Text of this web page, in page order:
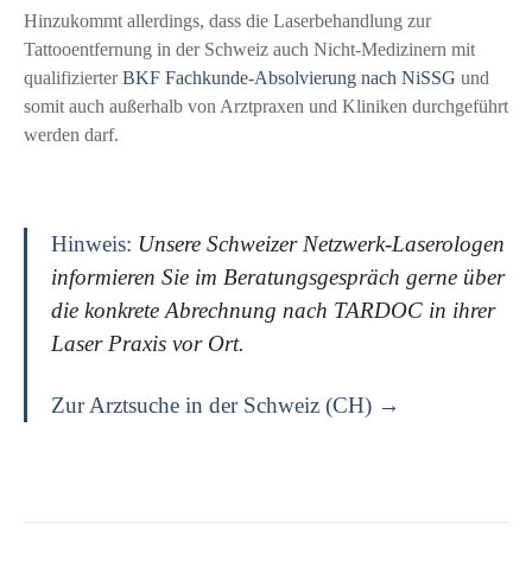
Hinzukommt allerdings, dass die Laserbehandlung zur
Tattooentfernung in der Schweiz auch Nicht-Medizinern mit
qualifizierterBKF Fachkunde-Absolvierung nach NiSSG und
somit auch außerhalb von Arztpraxen und Kliniken durchgeführt
werden darf.
Hinweis: Unsere Schweizer Netzwerk-Laserologen
informieren Sie im Beratungsgespräch gerne über
die konkrete Abrechnung nach TARDOC in ihrer
Laser Praxis vor Ort.
Zur Arztsuche in der Schweiz (CH) →